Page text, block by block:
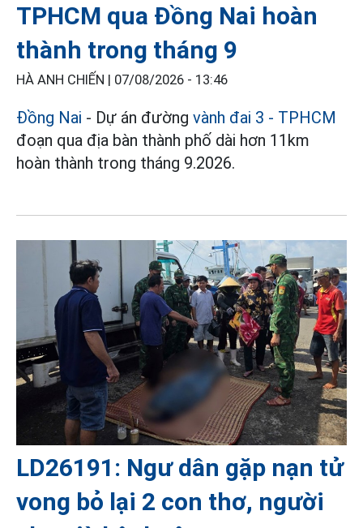
TPHCM qua Đồng Nai hoàn
thành trong tháng 9
HÀ ANH CHIẾN | 07/08/2026 - 13:46
Đồng Nai - Dự án đường vành đai 3 - TPHCM
đoạn qua địa bàn thành phố dài hơn 11km
hoàn thành trong tháng 9.2026.
LD26191: Ngư dân gặp nạn tử
vong bỏ lại 2 con thơ, người